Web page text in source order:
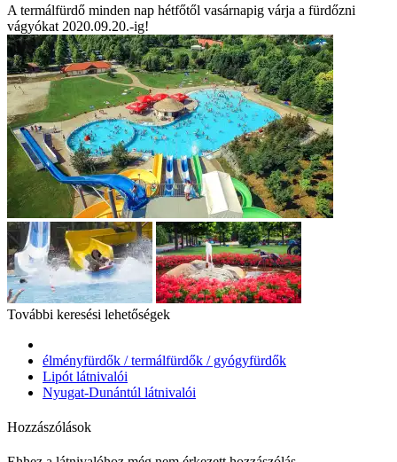
A termálfürdő minden nap hétfőtől vasárnapig várja a fürdőzni
vágyókat 2020.09.20.-ig!
További keresési lehetőségek
élményfürdők / termálfürdők / gyógyfürdők
Lipót látnivalói
Nyugat-Dunántúl látnivalói
Hozzászólások